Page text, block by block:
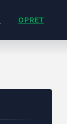
OPRET